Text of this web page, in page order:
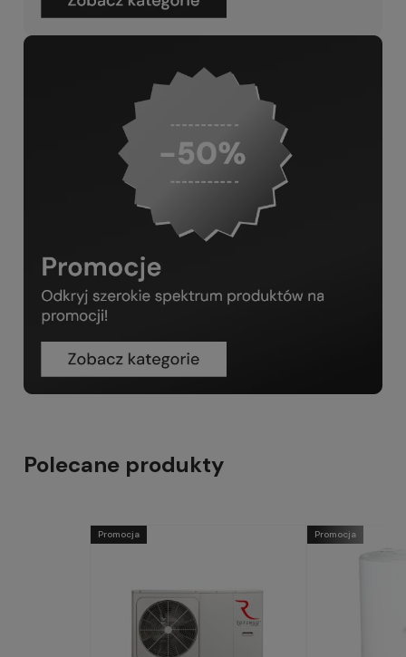
Polecane produkty
Promocja Promocja